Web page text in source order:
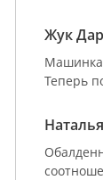
Жук
Машинка
Теперь
Наталья